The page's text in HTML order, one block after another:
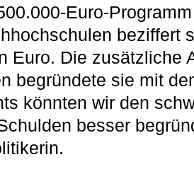
Euro-
beziffert
Euro. Die zusätzliche
begründete sie mit
könnten wir den
besser